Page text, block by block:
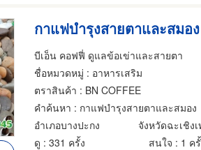
บีเอ็น คอฟฟี่ ดูแลข้อเข่าและสายตา
ชื่อหมวดหมู่ : อาหารเสริม
ตราสินค้า : BN COFFEE
คำค้นหา : กาแฟบำรุงสายตาและสมอง
อำเภอบางปะกง
จังหวัดฉะเชิง
ดู : 331 ครั้ง สนใจ : 1 ค